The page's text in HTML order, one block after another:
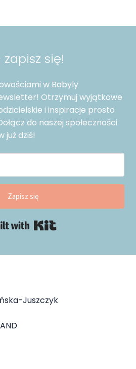
zapisz się!
w Babyly
Otrzymuj wyjątkowe
i inspiracje prosto
do naszej społeczności
już dziś!
Zapisz się
Juszczyk